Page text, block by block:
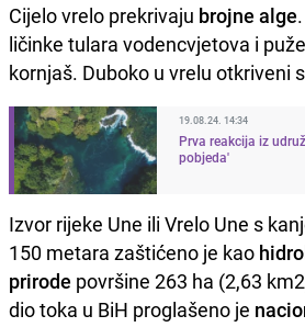
Cijelo vrelo prekrivaju brojne alge
ličinke tulara vodencvjetova i
kornjaš. Duboko u vrelu otkriveni
19.08.24. 14:34
Prva reakcija iz
pobjeda'
Izvor rijeke Une ili Vrelo Une s
150 metara zaštićeno je kao
prirode površine 263 ha (2,63
dio toka u BiH proglašeno je